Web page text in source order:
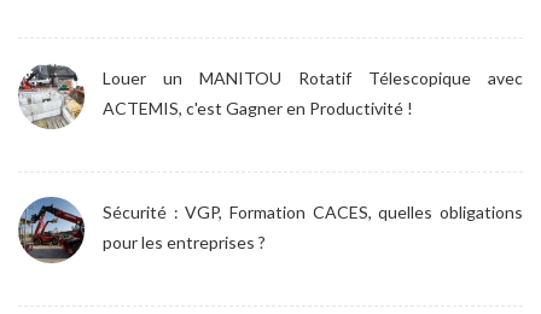
Louer un MANITOU Rotatif Télescopique avec
ACTEMIS, c'est Gagner en Productivité !
Sécurité : VGP, Formation CACES, quelles obligations
pour les entreprises ?